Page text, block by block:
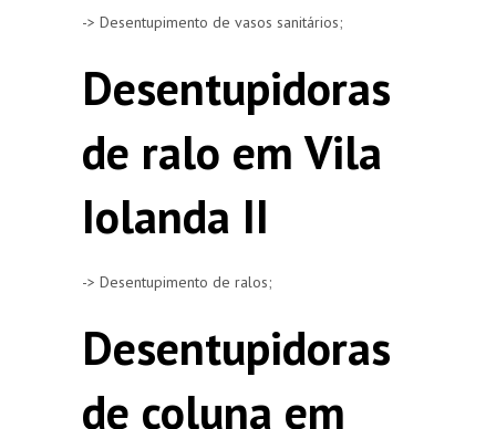
-> Desentupimento de vasos sanitários;
Desentupidoras
de ralo em Vila
Iolanda II
-> Desentupimento de ralos;
Desentupidoras
de coluna em